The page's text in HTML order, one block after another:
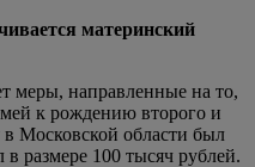
материнский
меры, направленные на то,
к рождению второго и
Московской области был
размере 100 тысяч рублей.